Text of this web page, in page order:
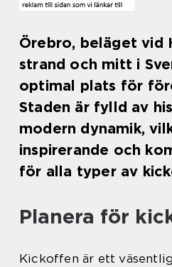
Örebro, beläget vid
strand och mitt i
optimal plats för
Staden är fylld av
modern dynamik,
inspirerande och
för alla typer av
Planera för
Kickoffen är ett